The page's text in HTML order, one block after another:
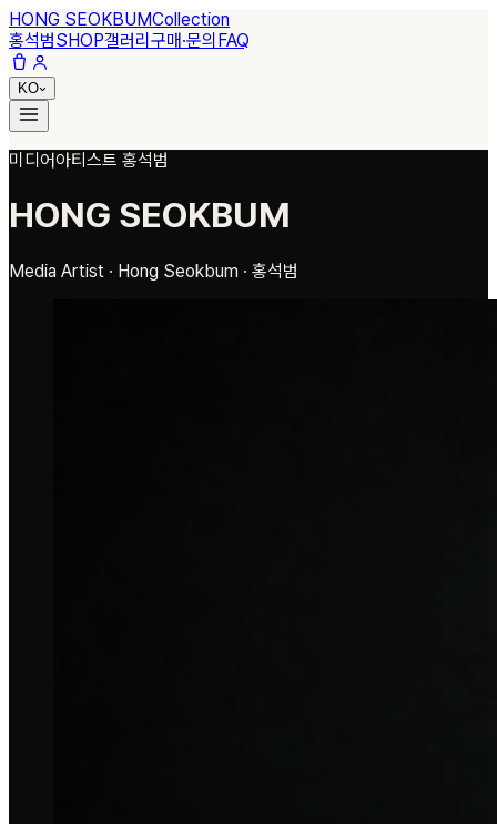
HONG SEOKBUMCollection
홍석범SHOP갤러리 구매·문의 FAQ
KO
미디어아티스트 홍석범
HONG SEOKBUM
Media Artist · Hong Seokbum · 홍석범